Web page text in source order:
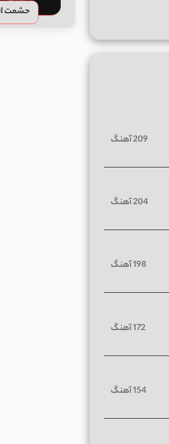
حشمت
209 آهنگ
204 آهنگ
198 آهنگ
172 آهنگ
154 آهنگ